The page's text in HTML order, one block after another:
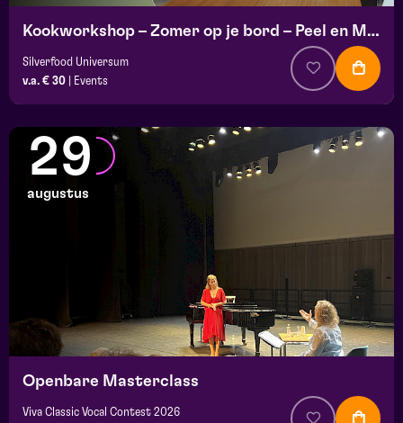
Kookworkshop – Zomer op je bord – Peel en Maas
Silverfood Universum
v.a. € 30
Events
29
augustus
Openbare Masterclass
Viva Classic Vocal Contest 2026